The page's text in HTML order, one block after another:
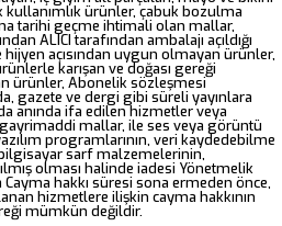
ürünler, çabuk bozulma
tarihi geçme ihtimali olan mallar,
ALICI tarafından ambalajı açıldığı
açısından uygun olmayan ürünler,
karışan ve doğası gereği
ürünler, Abonelik sözleşmesi
gazete ve dergi gibi süreli yayınlara
anında ifa edilen hizmetler veya
mallar, ile ses veya görüntü
programlarının, veri kaydedebilme
sarf malzemelerinin,
olması halinde iadesi Yönetmelik
hakkı süresi sona ermeden önce,
hizmetlere ilişkin cayma hakkının
mümkün değildir.